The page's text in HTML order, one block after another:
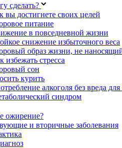
сделать?
вы достигнете своих целей
питание
в повседневной жизни
снижение избыточного веса
образ жизни, не
избежать стресса
сон
курить
алкоголя без вреда для
синдром
ожирение?
и вторичные заболевания